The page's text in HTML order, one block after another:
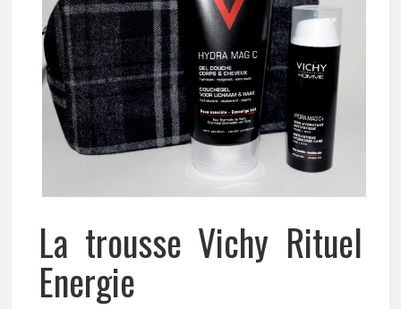
La trousse Vichy Rituel
Energie